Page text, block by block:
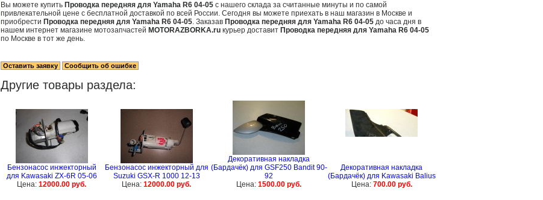
Вы можете купить Проводка передняя для Yamaha R6 04-05 с нашего склада за считанные минуты и по самой
привлекательной цене с бесплатной доставкой по всей России. Сегодня вы можете приехать в наш магазин в Москве и
приобрести Проводка передняя для Yamaha R6 04-05. Заказав Проводка передняя для Yamaha R6 04-05 до часа дня в
нашем интернет магазине мотозапчастей MOTORAZBORKA.ru курьер доставит Проводка передняя для Yamaha R6 04-05
по Москве в тот же день.
Другие товары раздела:
Бензонасос инжекторный
для Kawasaki ZX-6R 05-06
Цена: 12000.00 руб.
Бензонасос инжекторный для
Suzuki GSX-R 1000 12-13
Цена: 12000.00 руб.
Декоративная накладка
(Бардачёк) для GSF250 Bandit 90-
92
Цена: 1500.00 руб.
Декоративная накладка
(Бардачёк) для Kawasaki Balius
Цена: 700.00 руб.